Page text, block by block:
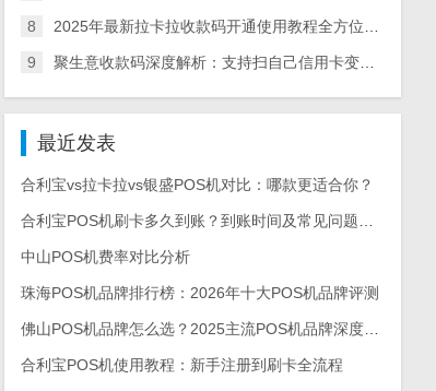
8 2025年最新拉卡拉收款码开通使用教程全方位指南
9 聚生意收款码深度解析：支持扫自己信用卡变商户，破银联“超5”限制，个人小微低门槛办理
最近发表
合利宝vs拉卡拉vs银盛POS机对比：哪款更适合你？
中山POS机费率对比分析
珠海POS机品牌排行榜：2026年十大POS机品牌评测
佛山POS机品牌怎么选？2025主流POS机品牌深度测评与选购指南
合利宝POS机使用教程：新手注册到刷卡全流程